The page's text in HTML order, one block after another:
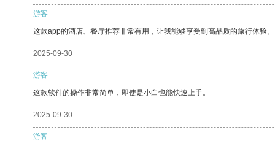
游客
这款app的酒店、餐厅推荐非常有用，让我能够享受到高品质的旅行体验。
2025-09-30
游客
这款软件的操作非常简单，即使是小白也能快速上手。
2025-09-30
游客